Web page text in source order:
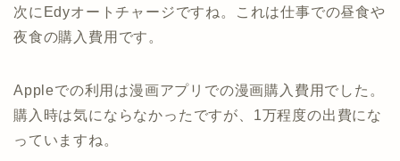
次にEdyオートチャージですね。これは仕事での昼食や
夜食の購入費用です。
Appleでの利用は漫画アプリでの漫画購入費用でした。
購入時は気にならなかったですが、1万程度の出費にな
っていますね。